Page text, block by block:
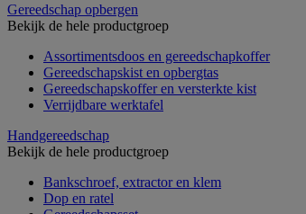
Gereedschap opbergen
Bekijk de hele productgroep
Assortimentsdoos en gereedschapkoffer
Gereedschapskist en opbergtas
Gereedschapskoffer en versterkte kist
Verrijdbare werktafel
Handgereedschap
Bekijk de hele productgroep
Bankschroef, extractor en klem
Dop en ratel